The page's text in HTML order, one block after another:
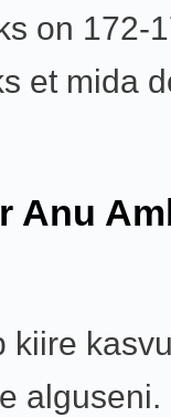
on 172-
et mida
Anu
kiire
alguseni.